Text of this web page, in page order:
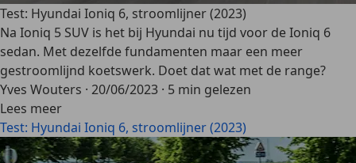
Test: Hyundai Ioniq 6, stroomlijner (2023)
Na Ioniq 5 SUV is het bij Hyundai nu tijd voor de Ioniq 6
sedan. Met dezelfde fundamenten maar een meer
gestroomlijnd koetswerk. Doet dat wat met de range?
Yves Wouters · 20/06/2023 · 5 min gelezen
Lees meer
Test: Hyundai Ioniq 6, stroomlijner (2023)